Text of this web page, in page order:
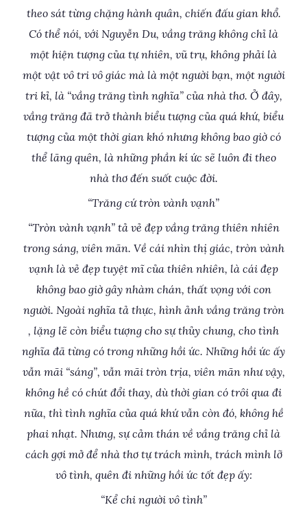
theo sát từng chặng hành quân, chiến đấu gian khổ.
Có thể nói, với Nguyễn Du, vầng trăng không chỉ là
một hiện tượng của tự nhiên, vũ trụ, không phải là
một vật vô tri vô giác mà là một người bạn, một người
tri kỉ, là “vầng trăng tình nghĩa” của nhà thơ. Ở đây,
vầng trăng đã trở thành biểu tượng của quá khứ, biểu
tượng của một thời gian khó nhưng không bao giờ có
thể lãng quên, là những phần kí ức sẽ luôn đi theo
nhà thơ đến suốt cuộc đời.
“Trăng cứ tròn vành vạnh”
“Tròn vành vạnh” tả vẻ đẹp vầng trăng thiên nhiên
trong sáng, viên mãn. Về cái nhìn thị giác, tròn vành
vạnh là vẻ đẹp tuyệt mĩ của thiên nhiên, là cái đẹp
không bao giờ gây nhàm chán, thất vọng với con
người. Ngoài nghĩa tả thực, hình ảnh vầng trăng tròn
, lặng lẽ còn biểu tượng cho sự thủy chung, cho tình
nghĩa đã từng có trong những hồi ức. Những hồi ức ấy
vẫn mãi “sáng”, vẫn mãi tròn trịa, viên mãn như vậy,
không hề có chút đổi thay, dù thời gian có trôi qua đi
nữa, thì tình nghĩa của quá khứ vẫn còn đó, không hề
phai nhạt. Nhưng, sự cảm thán về vầng trăng chỉ là
cách gợi mở để nhà thơ tự trách mình, trách mình lỡ
vô tình, quên đi những hồi ức tốt đẹp ấy:
“Kể chi người vô tình”